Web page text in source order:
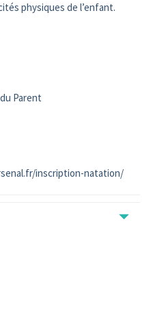
physiques de l’enfant.
Parent
inscription-natation/